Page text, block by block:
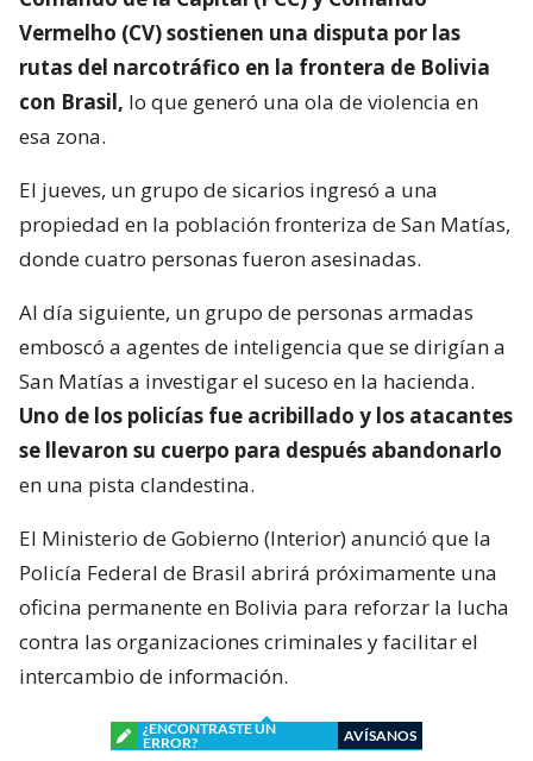
Vermelho (CV) sostienen una disputa por las
rutas del narcotráfico en la frontera de Bolivia
con Brasil, lo que generó una ola de violencia en
esa zona.
El jueves, un grupo de sicarios ingresó a una
propiedad en la población fronteriza de San Matías,
donde cuatro personas fueron asesinadas.
Al día siguiente, un grupo de personas armadas
emboscó a agentes de inteligencia que se dirigían a
San Matías a investigar el suceso en la hacienda.
Uno de los policías fue acribillado y los atacantes
se llevaron su cuerpo para después abandonarlo
en una pista clandestina.
El Ministerio de Gobierno (Interior) anunció que la
Policía Federal de Brasil abrirá próximamente una
oficina permanente en Bolivia para reforzar la lucha
contra las organizaciones criminales y facilitar el
intercambio de información.
¿ENCONTRASTE UN
ERROR?
AVÍSANOS